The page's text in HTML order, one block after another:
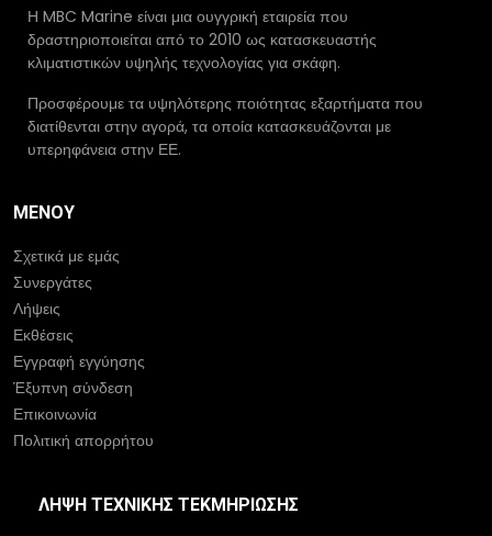
Η MBC Marine είναι μια ουγγρική εταιρεία που
δραστηριοποιείται από το 2010 ως κατασκευαστής
κλιματιστικών υψηλής τεχνολογίας για σκάφη.
Προσφέρουμε τα υψηλότερης ποιότητας εξαρτήματα που
διατίθενται στην αγορά, τα οποία κατασκευάζονται με
υπερηφάνεια στην ΕΕ.
ΜΕΝΟΎ
Σχετικά με εμάς
Συνεργάτες
Λήψεις
Εκθέσεις
Εγγραφή εγγύησης
Έξυπνη σύνδεση
Επικοινωνία
Πολιτική απορρήτου
ΛΉΨΗ ΤΕΧΝΙΚΉΣ ΤΕΚΜΗΡΊΩΣΗΣ